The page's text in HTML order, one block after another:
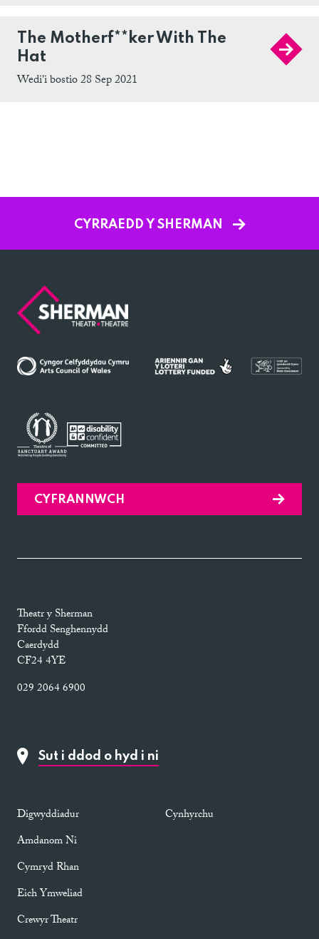
The Motherf**ker With The
Hat
Wedi'i bostio 28 Sep 2021
CYRRAEDD Y SHERMAN
Sherman
Theatre
CYFRANNWCH
Theatr y Sherman
Ffordd Senghennydd
Caerdydd
CF24 4YE
029 2064 6900
Sut i ddod o hyd i ni
Digwyddiadur
Amdanom Ni
Cymryd Rhan
Eich Ymweliad
Crewyr Theatr
Cynhyrchu